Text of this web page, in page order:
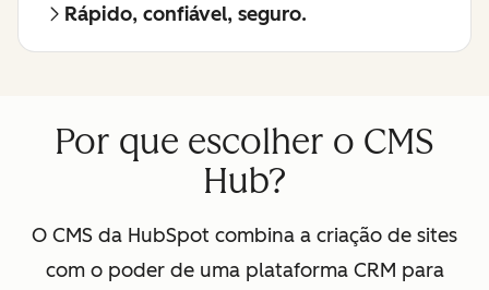
Rápido, confiável, seguro.
Por que escolher o CMS
Hub?
O CMS da HubSpot combina a criação de sites
com o poder de uma plataforma CRM para